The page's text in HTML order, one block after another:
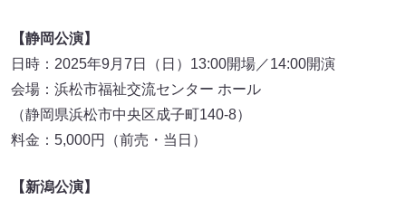
【静岡公演】
日時：2025年9月7日（日）13:00開場／14:00開演
会場：浜松市福祉交流センター ホール
（静岡県浜松市中央区成子町140-8）
料金：5,000円（前売・当日）
【新潟公演】